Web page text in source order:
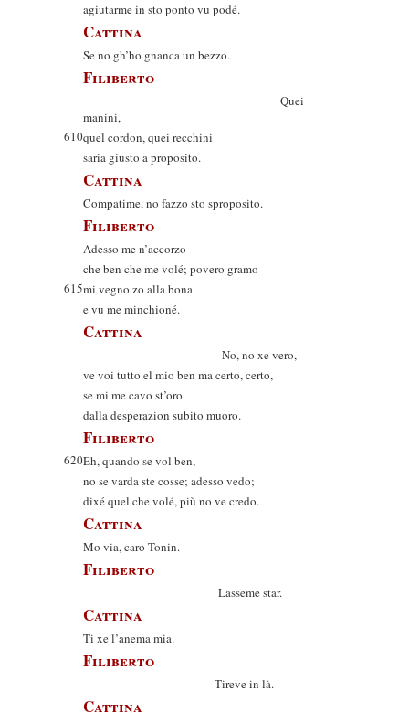
agiutarme in sto ponto vu podé.
Cattina
Se no gh’ho gnanca un bezzo.
Filiberto
Quei
manini,
610quel cordon, quei recchini
saria giusto a proposito.
Cattina
Compatime, no fazzo sto sproposito.
Filiberto
Adesso me n’accorzo
che ben che me volé; povero gramo
615mi vegno zo alla bona
e vu me minchioné.
Cattina
No, no xe vero,
ve voi tutto el mio ben ma certo, certo,
se mi me cavo st’oro
dalla desperazion subito muoro.
Filiberto
620Eh, quando se vol ben,
no se varda ste cosse; adesso vedo;
dixé quel che volé, più no ve credo.
Cattina
Mo via, caro Tonin.
Filiberto
Lasseme star.
Cattina
Ti xe l’anema mia.
Filiberto
Tireve in là.
Cattina